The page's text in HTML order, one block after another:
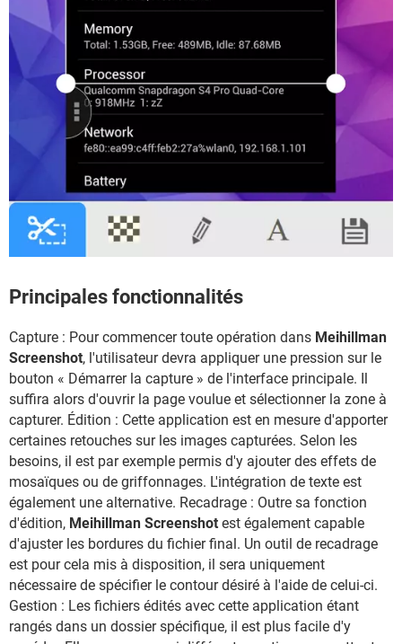
Principales fonctionnalités
Capture : Pour commencer toute opération dans Meihillman
Screenshot, l'utilisateur devra appliquer une pression sur le
bouton « Démarrer la capture » de l'interface principale. Il
suffira alors d'ouvrir la page voulue et sélectionner la zone à
capturer. Édition : Cette application est en mesure d'apporter
certaines retouches sur les images capturées. Selon les
besoins, il est par exemple permis d'y ajouter des effets de
mosaïques ou de griffonnages. L'intégration de texte est
également une alternative. Recadrage : Outre sa fonction
d'édition, Meihillman Screenshot est également capable
d'ajuster les bordures du fichier final. Un outil de recadrage
est pour cela mis à disposition, il sera uniquement
nécessaire de spécifier le contour désiré à l'aide de celui-ci.
Gestion : Les fichiers édités avec cette application étant
rangés dans un dossier spécifique, il est plus facile d'y